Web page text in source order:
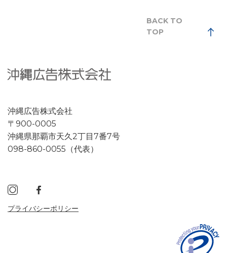
BACK TO
TOP
沖縄広告株式会社
〒900-0005
沖縄県那覇市天久2丁目7番7号
098-860-0055（代表）
プライバシーポリシー